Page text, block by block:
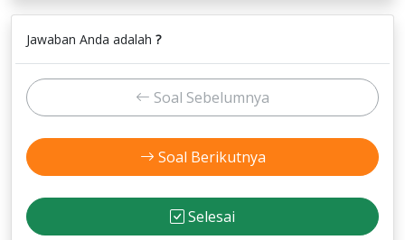
Jawaban Anda adalah ?
Soal Sebelumnya
Soal Berikutnya
Selesai